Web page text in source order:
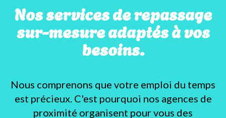
Nos services de repassage
sur-mesure adaptés à vos
besoins.
Nous comprenons que votre emploi du temps
est précieux. C'est pourquoi nos agences de
proximité organisent pour vous des